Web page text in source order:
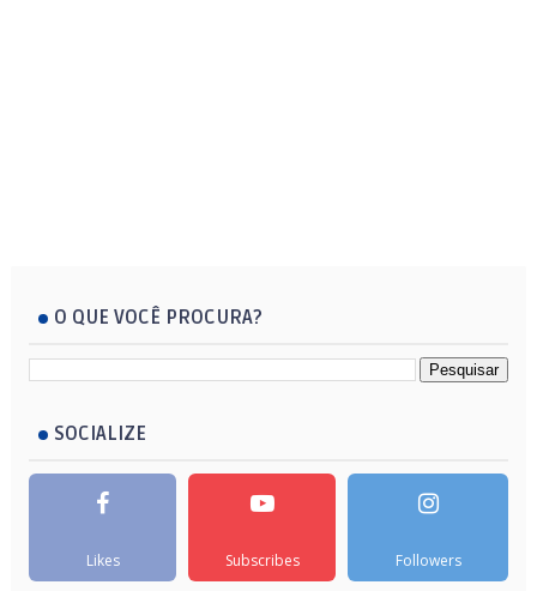
O QUE VOCÊ PROCURA?
SOCIALIZE
Likes Subscribes Followers